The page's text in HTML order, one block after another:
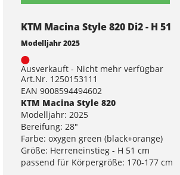
KTM Macina Style 820 Di2 - H 51
Modelljahr 2025
Ausverkauft - Nicht mehr verfügbar
Art.Nr. 1250153111
EAN 9008594494602
KTM Macina Style 820
Modelljahr: 2025
Bereifung: 28"
Farbe: oxygen green (black+orange)
Größe: Herreneinstieg - H 51 cm
passend für Körpergröße: 170-177 cm